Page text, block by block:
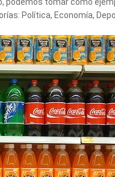
Política, Economía,